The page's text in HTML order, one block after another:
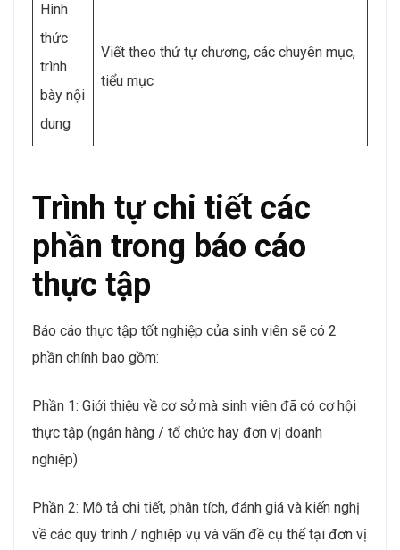
Hình
thức
trình
bày nội
dung
Viết theo thứ tự chương, các chuyên mục,
tiểu mục
Trình tự chi tiết các
phần trong báo cáo
thực tập
Báo cáo thực tập tốt nghiệp của sinh viên sẽ có 2
phần chính bao gồm:
Phần 1: Giới thiệu về cơ sở mà sinh viên đã có cơ hội
thực tập (ngân hàng / tổ chức hay đơn vị doanh
nghiệp)
Phần 2: Mô tả chi tiết, phân tích, đánh giá và kiến nghị
về các quy trình / nghiệp vụ và vấn đề cụ thể tại đơn vị